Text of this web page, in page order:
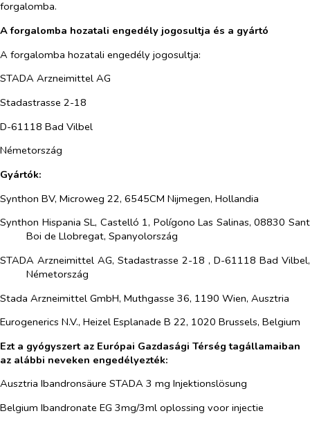
forgalomba.
A forgalomba hozatali engedély jogosultja és a gyártó
A forgalomba hozatali engedély jogosultja:
STADA Arzneimittel AG
Stadastrasse 2-18
D-61118 Bad Vilbel
Németország
Gyártók:
Synthon BV, Microweg 22, 6545CM Nijmegen, Hollandia
Synthon Hispania SL, Castelló 1, Polígono Las Salinas, 08830 Sant
Boi de Llobregat, Spanyolország
STADA Arzneimittel AG, Stadastrasse 2-18 , D-61118 Bad Vilbel,
Németország
Stada Arzneimittel GmbH, Muthgasse 36, 1190 Wien, Ausztria
Eurogenerics N.V., Heizel Esplanade B 22, 1020 Brussels, Belgium
Ezt a gyógyszert az Európai Gazdasági Térség tagállamaiban
az alábbi neveken engedélyezték:
Ausztria Ibandronsäure STADA 3 mg Injektionslösung
Belgium Ibandronate EG 3mg/3ml oplossing voor injectie